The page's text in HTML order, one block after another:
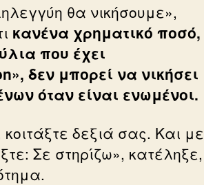
θα νικήσουμε»,
κανένα χρηματικό ποσό,
που έχει
δεν μπορεί να νικήσει
όταν είναι ενωμένοι.
δεξιά σας. Και με
Σε στηρίζω», κατέληξε,